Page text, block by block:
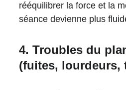
rééquilibrer la force et la
séance devienne plus
4. Troubles du
(fuites, lourdeurs,